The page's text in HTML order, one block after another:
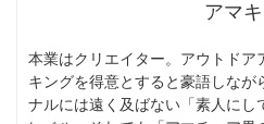
アマ
本業はクリエイター。アウトドア
キングを得意とすると豪語しなが
ナルには遠く及ばない「素人にし